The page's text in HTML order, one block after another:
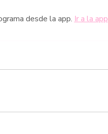
desde la app. Ir a la app